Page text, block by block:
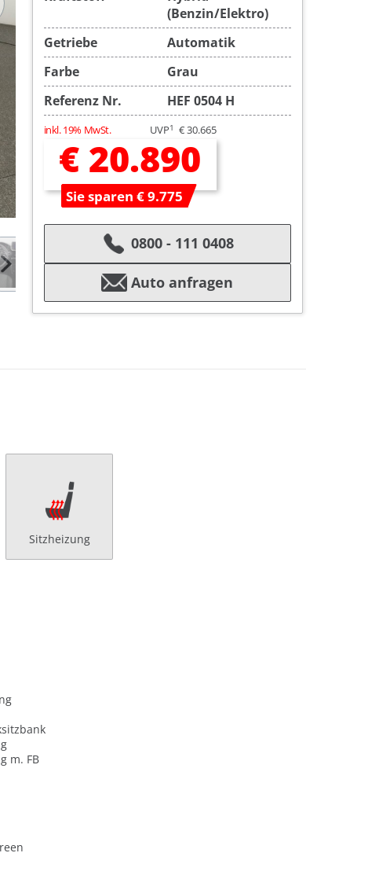
(Benzin/Elektro)
Getriebe
Automatik
Farbe
Grau
Referenz Nr.
HEF 0504 H
inkl. 19% MwSt. UVP1 € 30.665
€ 20.890
Sie sparen € 9.775
0800 - 111 0408
Auto anfragen
Sitzheizung
m. FB